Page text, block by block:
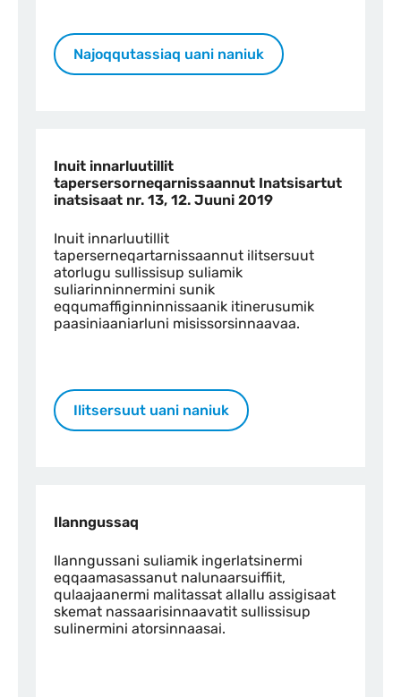
Najoqqutassiaq uani naniuk
Inuit innarluutillit
tapersersorneqarnissaannut Inatsisartut
inatsisaat nr. 13, 12. Juuni 2019
Inuit innarluutillit
taperserneqartarnissaannut ilitsersuut
atorlugu sullissisup suliamik
suliarinninnermini sunik
eqqumaffiginninnissaanik itinerusumik
paasiniaaniarluni misissorsinnaavaa.
Ilitsersuut uani naniuk
Ilanngussaq
Ilanngussani suliamik ingerlatsinermi
eqqaamasassanut nalunaarsuiffiit,
qulaajaanermi malitassat allallu assigisaat
skemat nassaarisinnaavatit sullissisup
sulinermini atorsinnaasai.